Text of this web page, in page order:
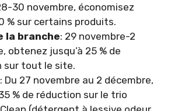
30 novembre, économisez
% sur certains produits.
la branche: 29 novembre-2
obtenez jusqu’à 25 % de
sur tout le site.
: Du 27 novembre au 2 décembre,
% de réduction sur le trio